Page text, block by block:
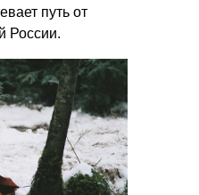
путь от
России.